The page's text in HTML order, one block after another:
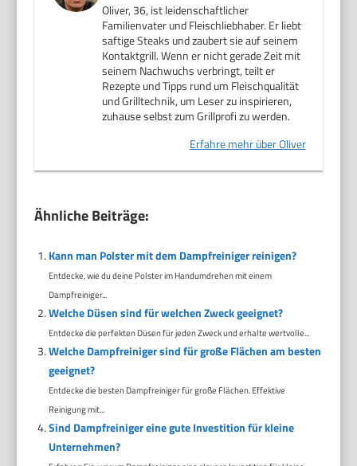
Oliver, 36, ist leidenschaftlicher
Familienvater und Fleischliebhaber. Er liebt
saftige Steaks und zaubert sie auf seinem
Kontaktgrill. Wenn er nicht gerade Zeit mit
seinem Nachwuchs verbringt, teilt er
Rezepte und Tipps rund um Fleischqualität
und Grilltechnik, um Leser zu inspirieren,
zuhause selbst zum Grillprofi zu werden.
Erfahre mehr über Oliver
Ähnliche Beiträge:
Kann man Polster mit dem Dampfreiniger reinigen?
Entdecke, wie du deine Polster im Handumdrehen mit einem
Dampfreiniger...
Welche Düsen sind für welchen Zweck geeignet?
Entdecke die perfekten Düsen für jeden Zweck und erhalte wertvolle...
Welche Dampfreiniger sind für große Flächen am besten
geeignet?
Entdecke die besten Dampfreiniger für große Flächen. Effektive
Reinigung mit...
Sind Dampfreiniger eine gute Investition für kleine
Unternehmen?